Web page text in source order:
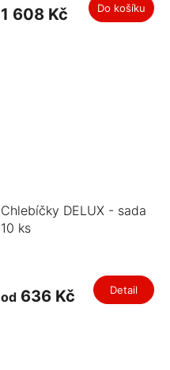
1 608 Kč Do košíku
Chlebíčky DELUX - sada
10 ks
od 636 Kč Detail